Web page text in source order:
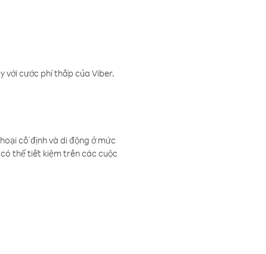
với cước phí thấp của Viber.
cố định và di động ở mức
thể tiết kiệm trên các cuộc